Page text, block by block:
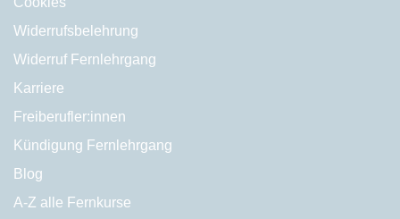
Widerrufsbelehrung
Widerruf Fernlehrgang
Karriere
Freiberufler:innen
Kündigung Fernlehrgang
Blog
A-Z alle Fernkurse